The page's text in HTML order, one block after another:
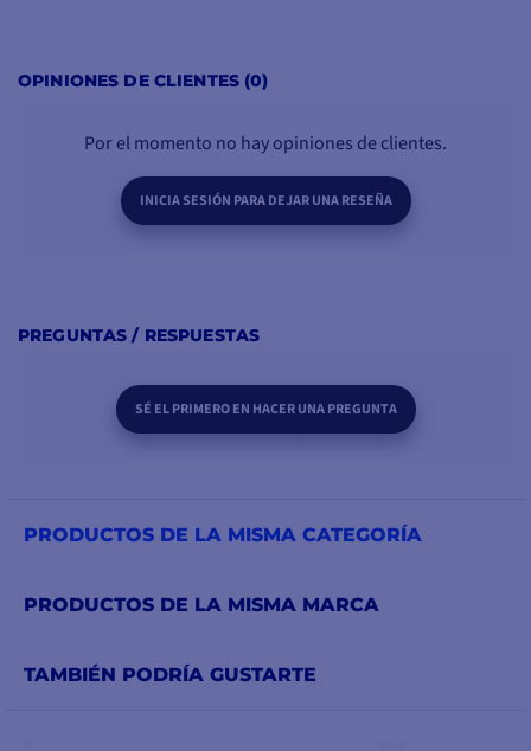
OPINIONES DE CLIENTES (0)
Por el momento no hay opiniones de clientes.
INICIA SESIÓN PARA DEJAR UNA RESEÑA
PREGUNTAS / RESPUESTAS
SÉ EL PRIMERO EN HACER UNA PREGUNTA
PRODUCTOS DE LA MISMA CATEGORÍA
PRODUCTOS DE LA MISMA MARCA
TAMBIÉN PODRÍA GUSTARTE